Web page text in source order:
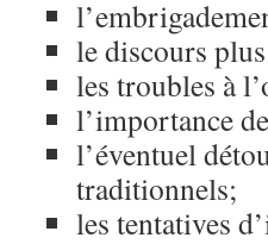
le discours
les troubles à
l’importance
l’éventuel
traditionnels;
les tentatives